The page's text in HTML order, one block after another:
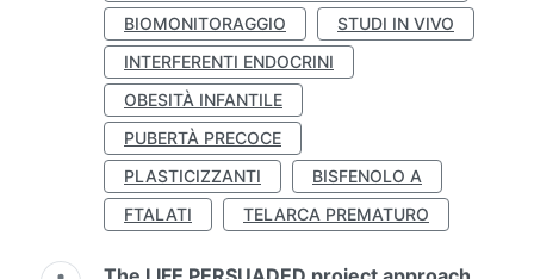
BIOMONITORAGGIO
STUDI IN VIVO
INTERFERENTI ENDOCRINI
OBESITÀ INFANTILE
PUBERTÀ PRECOCE
PLASTICIZZANTI
BISFENOLO A
FTALATI
TELARCA PREMATURO